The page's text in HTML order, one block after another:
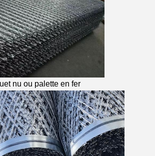
nu ou palette en fer